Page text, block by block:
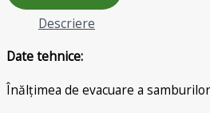
Descriere
Date tehnice:
Înălțimea de evacuare a